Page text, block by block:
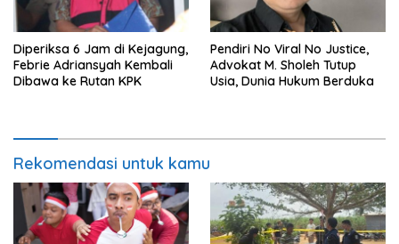
Diperiksa 6 Jam di Kejagung,
Febrie Adriansyah Kembali
Dibawa ke Rutan KPK
Pendiri No Viral No Justice,
Advokat M. Sholeh Tutup
Usia, Dunia Hukum Berduka
Rekomendasi untuk kamu